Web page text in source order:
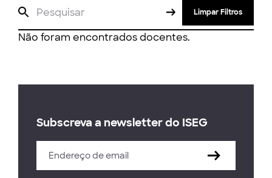
Limpar Filtros
Não foram encontrados docentes.
Subscreva a newsletter do ISEG